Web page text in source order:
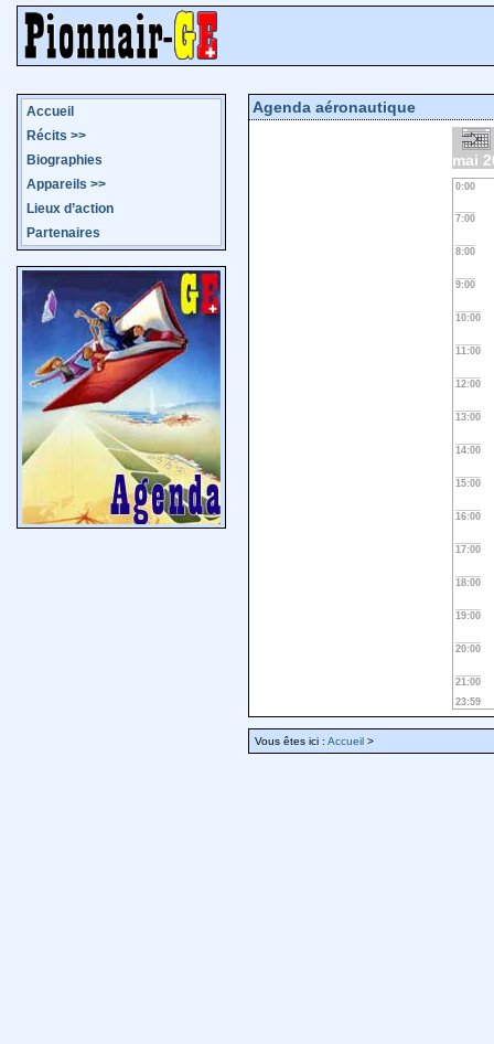
Accueil
Récits >>
Biographies
Appareils >>
Lieux d’action
Partenaires
Agenda aéronautique
mai
0:00
7:00
8:00
9:00
10:00
11:00
12:00
13:00
14:00
15:00
16:00
17:00
18:00
19:00
20:00
21:00
23:59
Vous êtes ici : Accueil >